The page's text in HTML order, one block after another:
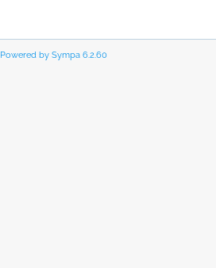
Powered by Sympa 6.2.60